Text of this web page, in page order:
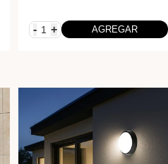
- + AGREGAR